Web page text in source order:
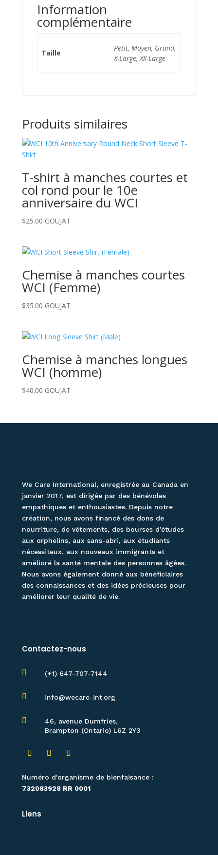
Information
complémentaire
Taille
Petit, Moyen, Grand,
X-Large, XX-Large
Produits similaires
T-shirt à manches courtes et
col rond pour le 10e
anniversaire du WCI
$25.00 GOUJAT
Chemise à manches courtes
WCI (Femme)
$35.00 GOUJAT
Chemise à manches longues
WCI (homme)
$40.00 GOUJAT
We Care International, enregistrée au Canada en
janvier 2017, est dirigée par des bénévoles
empathiques et enthousiastes. Depuis notre
création, nous avons financé des dons de
nourriture, de vêtements, des bourses d’études
aux orphelins, aux sans-abri, aux étudiants
nécessiteux, aux nouveaux immigrants et
amélioré la santé mentale des personnes âgées.
Nous avons également donné aux bénéficiaires
des connaissances et des idées précieuses pour
améliorer leur qualité de vie.
Contactez-nous
 (+1) 647-707-7144
 info@wecare-int.org

46, avenue Dumfries,
Brampton (Ontario) L6Z 2Y3
Numéro d'organisme de bienfaisance :
732083928 RR 0001
Liens